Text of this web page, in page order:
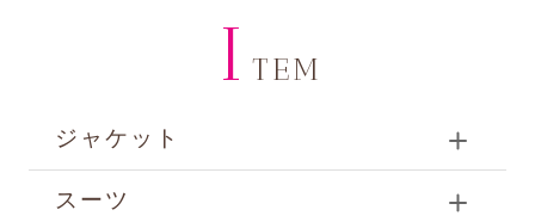
I TEM
ジャケット
スーツ